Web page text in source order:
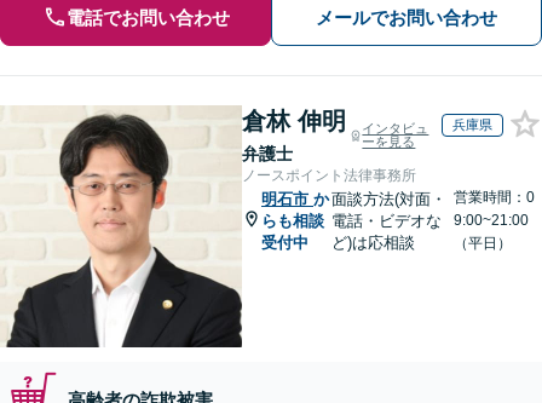
電話でお問い合わせ メールでお問い合わせ
倉林 伸明
弁護士
インタビュ
ーを見る
兵庫県
ノースポイント法律事務所
明石市 か
らも相談
受付中
面談方法(対面・
電話・ビデオな
ど)は応相談
営業時間：0
9:00~21:00
（平日）